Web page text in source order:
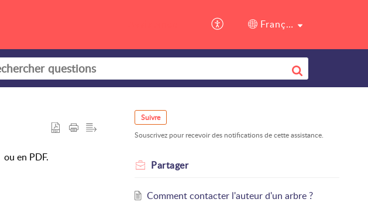
Français (France)
ou en PDF.
Suivre
Souscrivez pour recevoir des notifications de cette assistance.
Partager
Comment contacter l'auteur d'un arbre ?